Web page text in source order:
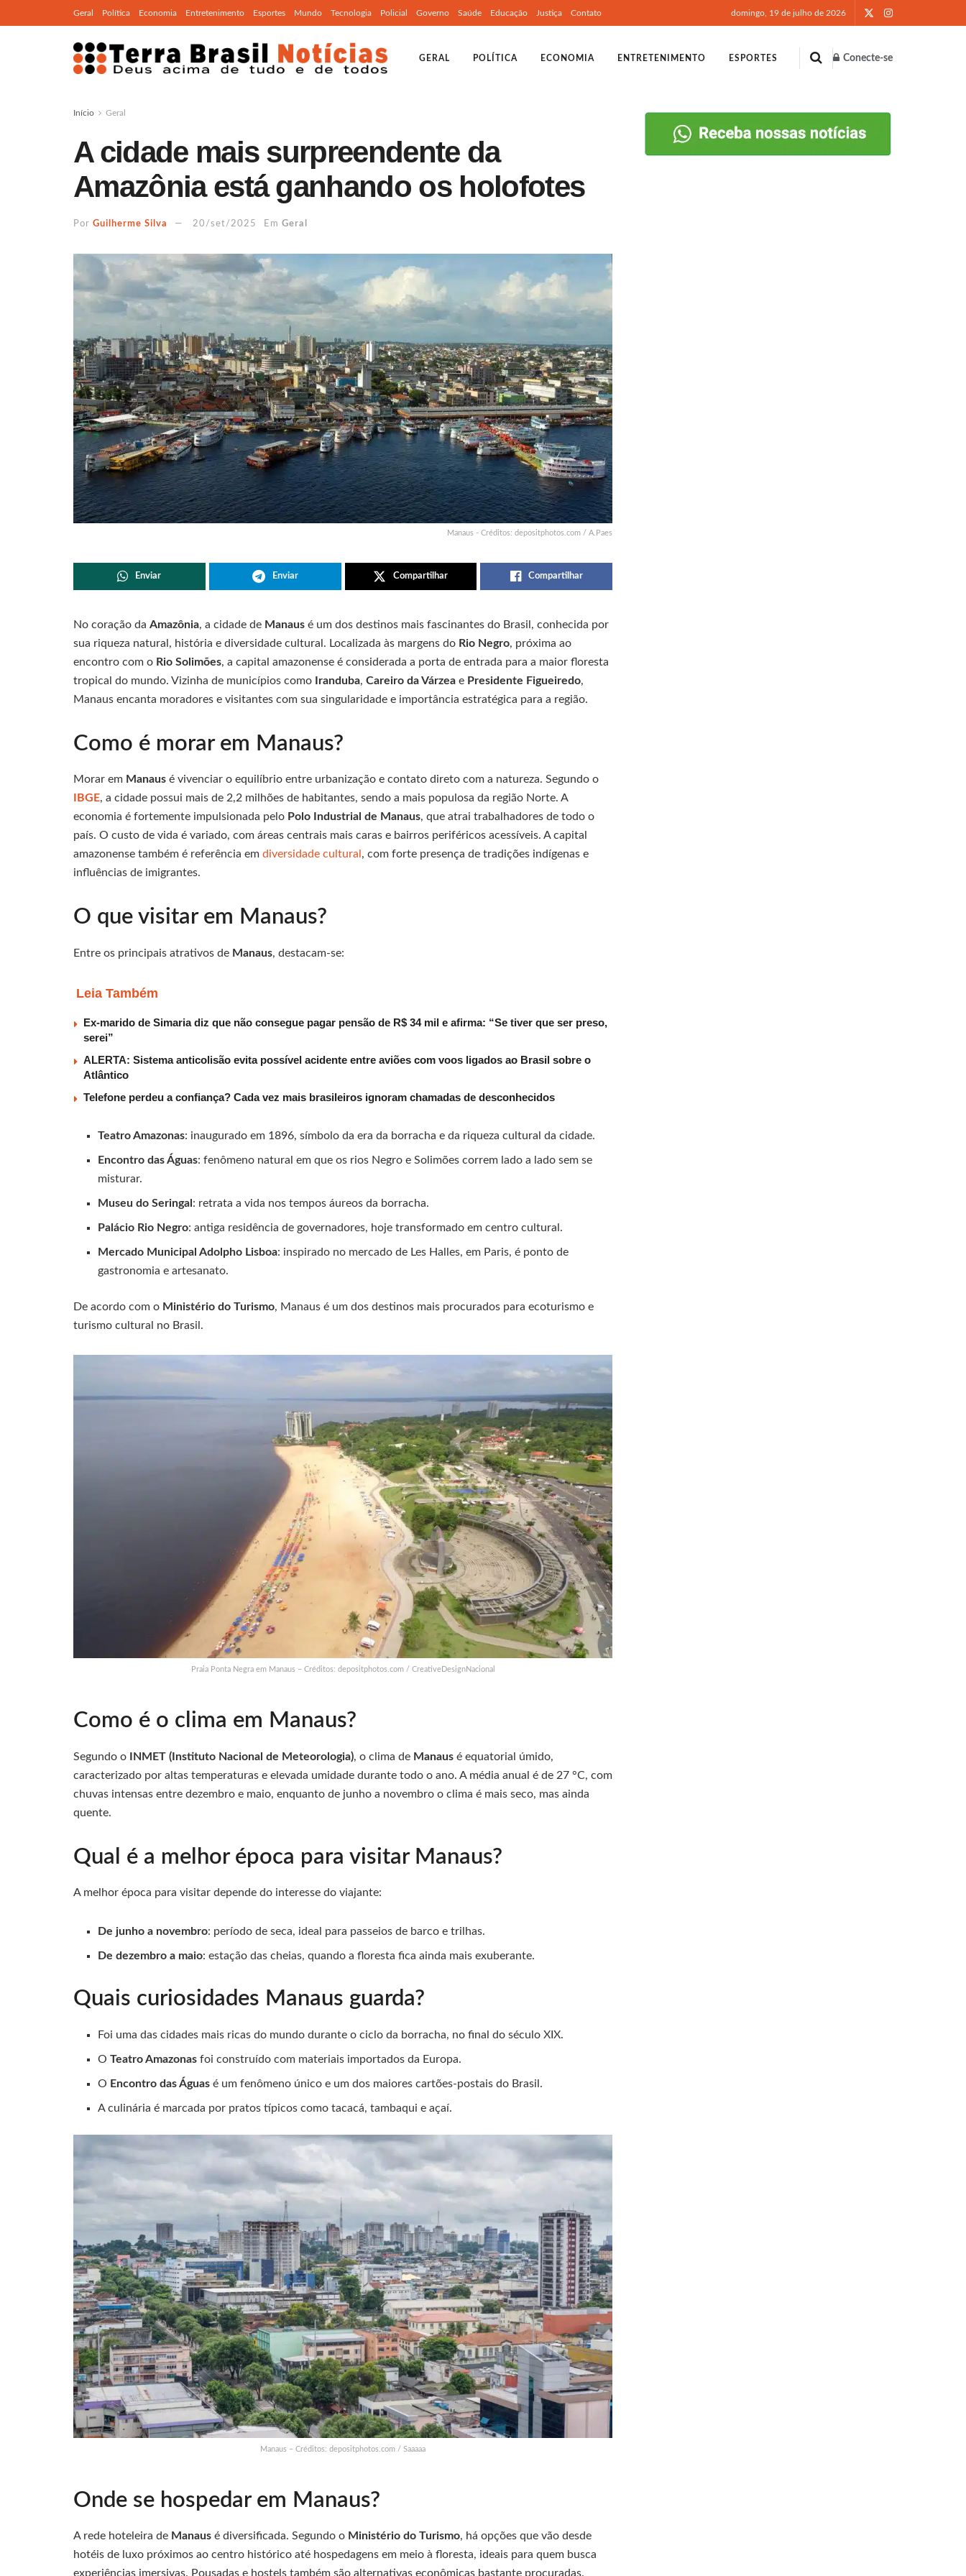
Geral Política Economia Entretenimento Esportes Mundo Tecnologia Policial Governo Saúde Educação Justiça Contato domingo, 19 de julho de 2026
GERAL POLÍTICA ECONOMIA ENTRETENIMENTO ESPORTES Conecte-se
Início Geral
A cidade mais surpreendente da
Amazônia está ganhando os holofotes
Por Guilherme Silva 20/set/2025 Em Geral
Manaus - Créditos: depositphotos.com / A.Paes
Enviar Enviar Compartilhar Compartilhar
No coração da Amazônia, a cidade de Manaus é um dos destinos mais fascinantes do Brasil, conhecida por
sua riqueza natural, história e diversidade cultural. Localizada às margens do Rio Negro, próxima ao
encontro com o Rio Solimões, a capital amazonense é considerada a porta de entrada para a maior floresta
tropical do mundo. Vizinha de municípios como
Iranduba, Careiro da Várzea e Presidente Figueiredo,
Manaus encanta moradores e visitantes com sua singularidade e importância estratégica para a região.
Como é morar em Manaus?
Morar em Manaus é vivenciar o equilíbrio entre urbanização e contato direto com a natureza. Segundo o
IBGE, a cidade possui mais de 2,2 milhões de habitantes, sendo a mais populosa da região Norte. A
economia é fortemente impulsionada pelo Polo Industrial de Manaus, que atrai trabalhadores de todo o
país. O custo de vida é variado, com áreas centrais mais caras e bairros periféricos acessíveis. A capital
amazonense também é referência em diversidade cultural , com forte presença de tradições indígenas e
influências de imigrantes.
O que visitar em Manaus?
Entre os principais atrativos de Manaus, destacam-se:
Leia Também
Ex-marido de Simaria diz que não consegue pagar pensão de R$ 34 mil e afirma: “Se tiver que ser preso,
serei”
ALERTA: Sistema anticolisão evita possível acidente entre aviões com voos ligados ao Brasil sobre o
Atlântico
Telefone perdeu a confiança? Cada vez mais brasileiros ignoram chamadas de desconhecidos
Teatro Amazonas: inaugurado em 1896, símbolo da era da borracha e da riqueza cultural da cidade.
Encontro das Águas: fenômeno natural em que os rios Negro e Solimões correm lado a lado sem se
misturar.
Museu do Seringal : retrata a vida nos tempos áureos da borracha.
Palácio Rio Negro: antiga residência de governadores, hoje transformado em centro cultural.
Mercado Municipal Adolpho Lisboa: inspirado no mercado de Les Halles, em Paris, é ponto de
gastronomia e artesanato.
De acordo com o Ministério do Turismo, Manaus é um dos destinos mais procurados para ecoturismo e
turismo cultural no Brasil.
Praia Ponta Negra em Manaus – Créditos: depositphotos.com / CreativeDesignNacional
Como é o clima em Manaus?
Segundo o INMET (Instituto Nacional de Meteorologia), o clima de Manaus é equatorial úmido,
caracterizado por altas temperaturas e elevada umidade durante todo o ano. A média anual é de 27 °C, com
chuvas intensas entre dezembro e maio, enquanto de junho a novembro o clima é mais seco, mas ainda
quente.
Qual é a melhor época para visitar Manaus?
A melhor época para visitar depende do interesse do viajante:
De junho a novembro: período de seca, ideal para passeios de barco e trilhas.
De dezembro a maio: estação das cheias, quando a floresta fica ainda mais exuberante.
Quais curiosidades Manaus guarda?
Foi uma das cidades mais ricas do mundo durante o ciclo da borracha, no final do século XIX.
OTeatro Amazonas foi construído com materiais importados da Europa.
O Encontro das Águas é um fenômeno único e um dos maiores cartões-postais do Brasil.
A culinária é marcada por pratos típicos como tacacá, tambaqui e açaí.
Manaus – Créditos: depositphotos.com / Saaaaa
Onde se hospedar em Manaus?
A rede hoteleira de Manaus é diversificada. Segundo o Ministério do Turismo, há opções que vão desde
hotéis de luxo próximos ao centro histórico até hospedagens em meio à floresta, ideais para quem busca
experiências imersivas. Pousadas e hostels também são alternativas econômicas bastante procuradas.